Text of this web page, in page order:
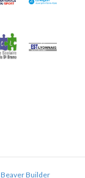
Beaver Builder